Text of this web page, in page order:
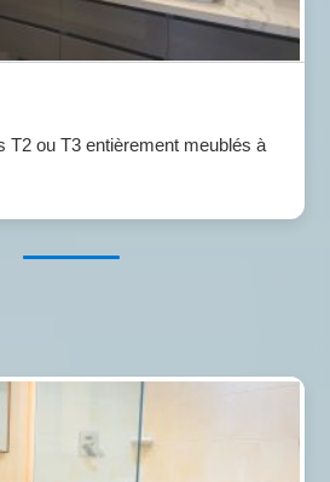
T2 ou T3 entièrement meublés à